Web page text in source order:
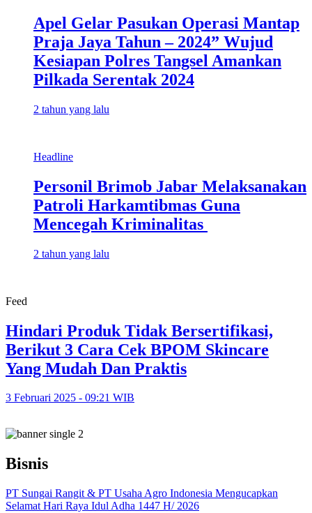
Apel Gelar Pasukan Operasi Mantap
Praja Jaya Tahun – 2024” Wujud
Kesiapan Polres Tangsel Amankan
Pilkada Serentak 2024
2 tahun yang lalu
Headline
Personil Brimob Jabar Melaksanakan
Patroli Harkamtibmas Guna
Mencegah Kriminalitas
2 tahun yang lalu
Feed
Hindari Produk Tidak Bersertifikasi,
Berikut 3 Cara Cek BPOM Skincare
Yang Mudah Dan Praktis
3 Februari 2025 - 09:21 WIB
Bisnis
PT Sungai Rangit & PT Usaha Agro Indonesia Mengucapkan
Selamat Hari Raya Idul Adha 1447 H/ 2026